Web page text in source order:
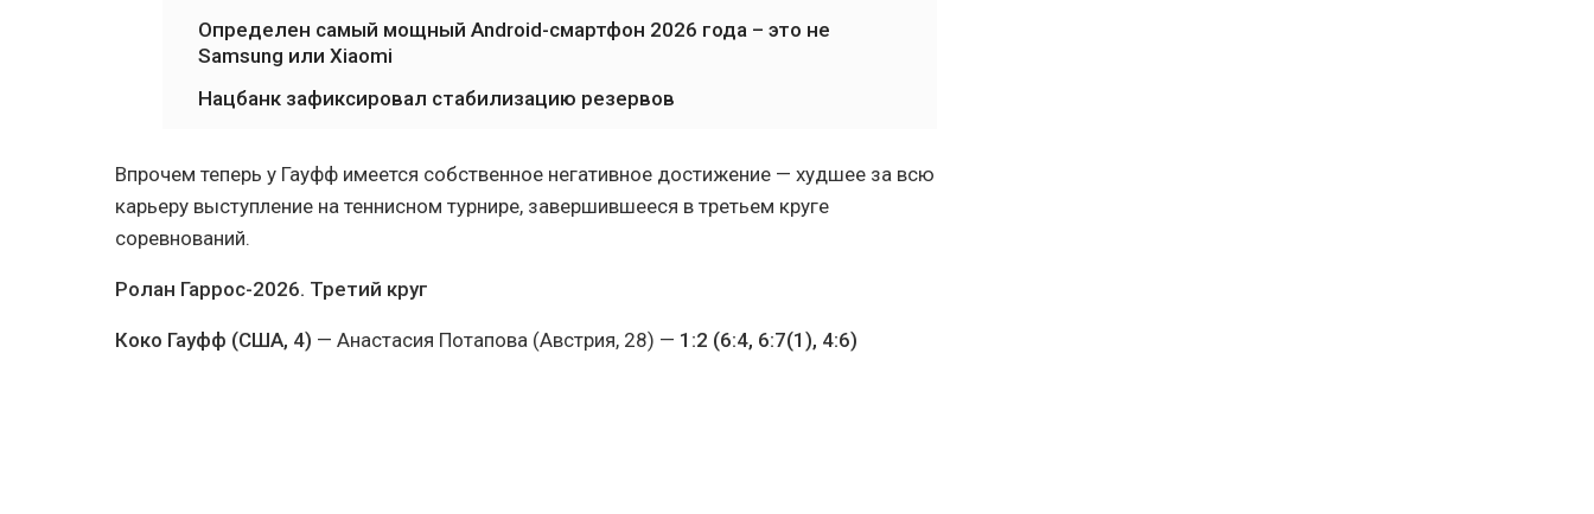
Определен самый мощный Android-смартфон 2026 года – это не
Samsung или Xiaomi
Нацбанк зафиксировал стабилизацию резервов
Впрочем теперь у Гауфф имеется собственное негативное достижение — худшее за всю
карьеру выступление на теннисном турнире, завершившееся в третьем круге
соревнований.
Ролан Гаррос-2026. Третий круг
Коко Гауфф (США, 4) — Анастасия Потапова (Австрия, 28) — 1:2 (6:4, 6:7(1), 4:6)